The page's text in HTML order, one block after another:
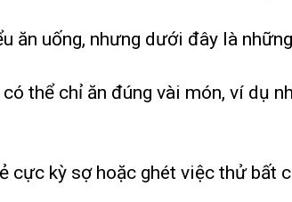
ăn uống, nhưng dưới đây là
có thể chỉ ăn đúng vài món, ví dụ
cực kỳ sợ hoặc ghét việc thử bất